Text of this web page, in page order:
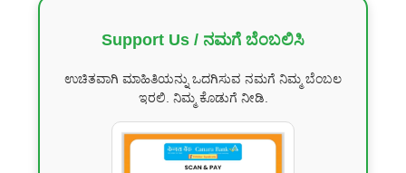
Support Us / ನಮಗೆ ಬೆಂಬಲಿಸಿ
ಉಚಿತವಾಗಿ ಮಾಹಿತಿಯನ್ನು ಒದಗಿಸುವ ನಮಗೆ ನಿಮ್ಮ ಬೆಂಬಲ
ಇರಲಿ. ನಿಮ್ಮ ಕೊಡುಗೆ ನೀಡಿ.